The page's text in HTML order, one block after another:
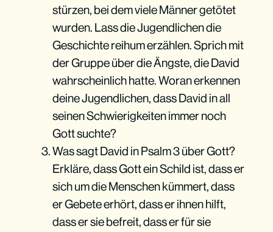
Ergreife keine Partei
stürzen, bei dem viele Männer getötet
wurden. Lass die Jugendlichen die
Geschichte reihum erzählen. Sprich mit
der Gruppe über die Ängste, die David
wahrscheinlich hatte. Woran erkennen
deine Jugendlichen, dass David in all
seinen Schwierigkeiten immer noch
Gott suchte?
Was sagt David in Psalm 3 über Gott?
Erkläre, dass Gott ein Schild ist, dass er
sich um die Menschen kümmert, dass
er Gebete erhört, dass er ihnen hilft,
dass er sie befreit, dass er für sie